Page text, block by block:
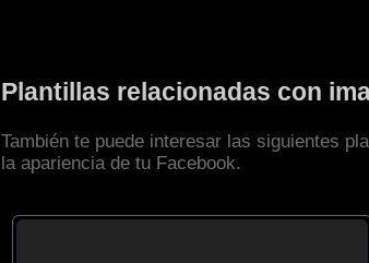
Plantillas relacionadas con
También te puede interesar las siguientes
la apariencia de tu Facebook.